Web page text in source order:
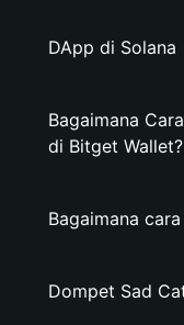
DApp di Solana
Bagaimana
di Bitget Wallet?
Bagaimana
Dompet Sad